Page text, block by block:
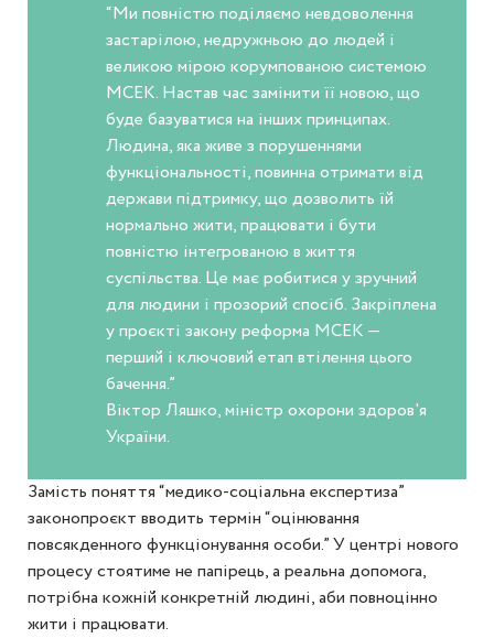
“Ми повністю поділяємо невдоволення
застарілою, недружньою до людей і
великою мірою корумпованою системою
МСЕК. Настав час замінити її новою, що
буде базуватися на інших принципах.
Людина, яка живе з порушеннями
функціональності, повинна отримати від
держави підтримку, що дозволить їй
нормально жити, працювати і бути
повністю інтегрованою в життя
суспільства. Це має робитися у зручний
для людини і прозорий спосіб. Закріплена
у проєкті закону реформа МСЕК —
перший і ключовий етап втілення цього
бачення.”
Віктор Ляшко, міністр охорони здоров'я
України.
Замість поняття “медико-соціальна експертиза”
законопроєкт вводить термін “оцінювання
повсякденного функціонування особи.” У центрі нового
процесу стоятиме не папірець, а реальна допомога,
потрібна кожній конкретній людині, аби повноцінно
жити і працювати.